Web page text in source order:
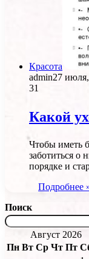
Красота
admin27
31
Какой
Чтобы иметь
заботиться о
порядке и
Подробнее
Поиск
Август 2026
Пн Вт Ср Чт Пт